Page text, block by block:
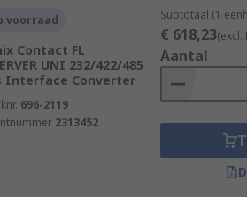
voorraad
Contact FL
UNI 232/422/485
Interface Converter
696-2119
2313452
Subtotaal (1
€ 618,23(excl.
Aantal